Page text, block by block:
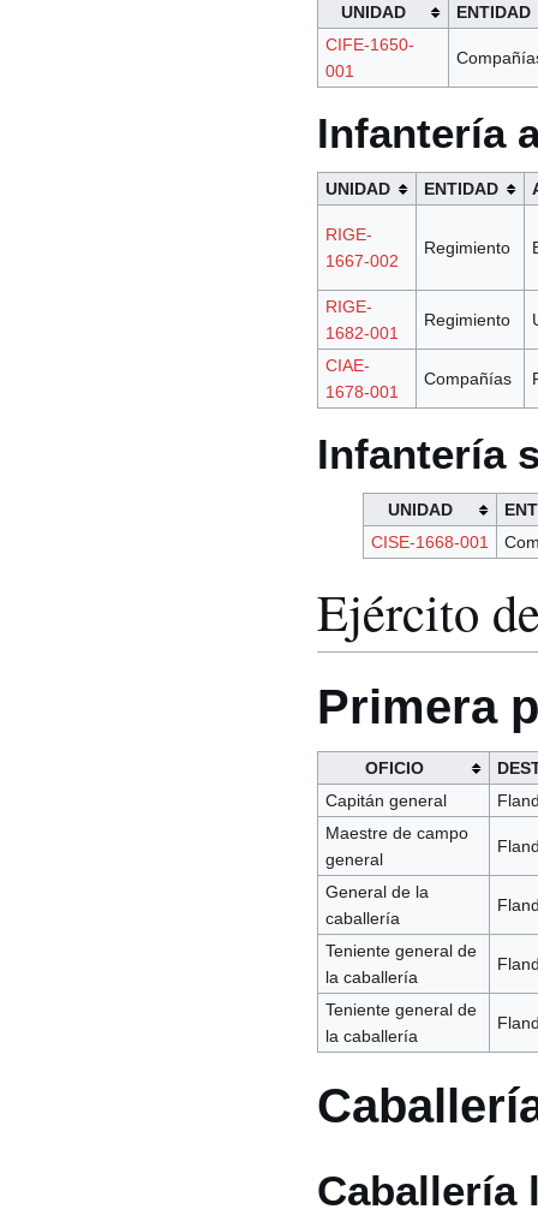
UNIDAD
ENTIDAD
CIFE-1650-
001
Infantería
UNIDAD ENTIDAD
RIGE-
1667-002
Regimiento
RIGE-
1682-001
Regimiento
CIAE-
1678-001
Compañías
Infantería
UNIDAD
CISE-1668-001
Ejército
Primera
OFICIO
Capitán general
Maestre de campo
general
General de la
caballería
Teniente general de
la caballería
Teniente general de
la caballería
Caballería